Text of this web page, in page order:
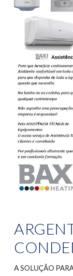
A SOLUÇÃO